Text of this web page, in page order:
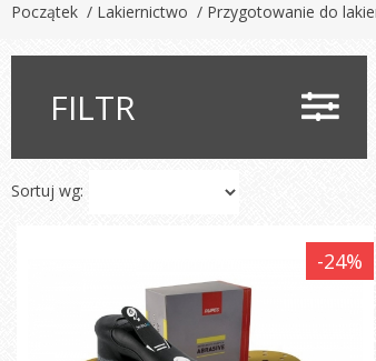
Początek / Lakiernictwo / Przygotowanie do
FILTR
Sortuj wg:
-24%